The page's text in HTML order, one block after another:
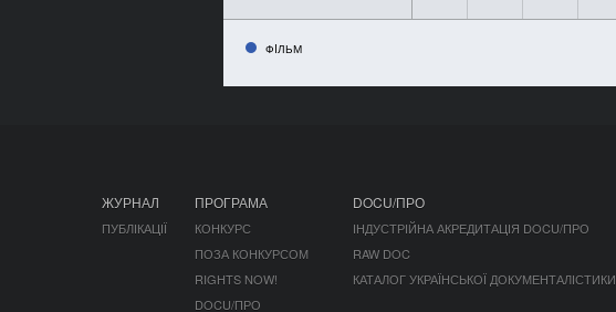
ФIЛЬМ
ЖУРНАЛ
ПУБЛІКАЦІЇ
ПРОГРАМА
КОНКУРС
ПОЗА КОНКУРСОМ
RIGHTS NOW!
DOCU/ПРО
DOCU/ПРО
ІНДУСТРІЙНА АКРЕДИТАЦІЯ DOCU/ПРО
RAW DOC
КАТАЛОГ УКРАЇНСЬКОЇ ДОКУМЕНТАЛІСТИКИ